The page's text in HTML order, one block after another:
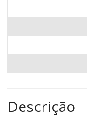
Descrição